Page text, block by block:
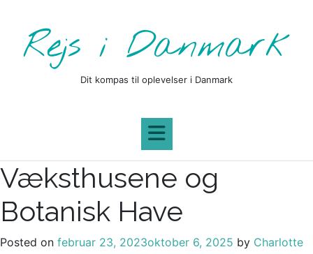
contentRejs i Danmark
Dit kompas til oplevelser i Danmark
Væksthusene og
Botanisk Have
Posted on februar 23, 2023oktober 6, 2025 by Charlotte